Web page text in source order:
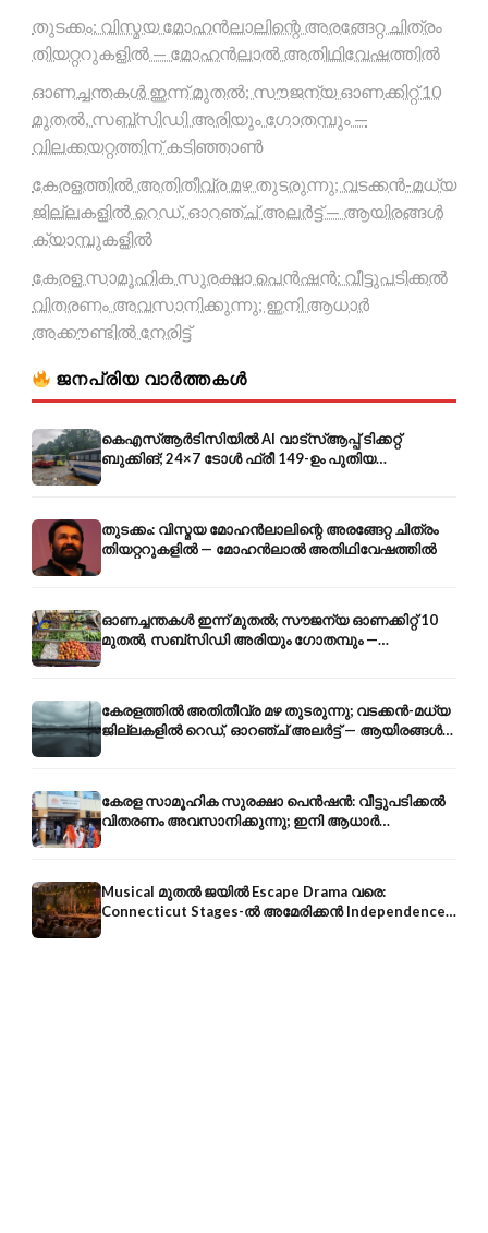
തുടക്കം: വിസ്മയ മോഹൻലാലിന്റെ അരങ്ങേറ്റ ചിത്രം
തിയറ്ററുകളിൽ — മോഹൻലാൽ അതിഥിവേഷത്തിൽ
ഓണച്ചന്തകൾ ഇന്ന് മുതൽ; സൗജന്യ ഓണക്കിറ്റ് 10
മുതൽ, സബ്സിഡി അരിയും ഗോതമ്പും —
വിലക്കയറ്റത്തിന് കടിഞ്ഞാൺ
കേരളത്തിൽ അതിതീവ്ര മഴ തുടരുന്നു; വടക്കൻ-മധ്യ
ജില്ലകളിൽ റെഡ്, ഓറഞ്ച് അലർട്ട് — ആയിരങ്ങൾ
ക്യാമ്പുകളിൽ
കേരള സാമൂഹിക സുരക്ഷാ പെൻഷൻ: വീട്ടുപടിക്കൽ
വിതരണം അവസാനിക്കുന്നു; ഇനി ആധാർ
അക്കൗണ്ടിൽ നേരിട്ട്
ജനപ്രിയ വാർത്തകൾ
കെഎസ്ആർടിസിയിൽ AI വാട്സ്ആപ്പ് ടിക്കറ്റ്
ബുക്കിങ്; 24×7 ടോൾ ഫ്രീ 149-ഉം പുതിയ
കൊറിയറും
തുടക്കം: വിസ്മയ മോഹൻലാലിന്റെ അരങ്ങേറ്റ ചിത്രം
തിയറ്ററുകളിൽ — മോഹൻലാൽ അതിഥിവേഷത്തിൽ
ഓണച്ചന്തകൾ ഇന്ന് മുതൽ; സൗജന്യ ഓണക്കിറ്റ് 10
മുതൽ, സബ്സിഡി അരിയും ഗോതമ്പും —
വിലക്കയറ്റത്തിന് കടിഞ്ഞാൺ
കേരളത്തിൽ അതിതീവ്ര മഴ തുടരുന്നു; വടക്കൻ-മധ്യ
ജില്ലകളിൽ റെഡ്, ഓറഞ്ച് അലർട്ട് — ആയിരങ്ങൾ
ക്യാമ്പുകളിൽ
കേരള സാമൂഹിക സുരക്ഷാ പെൻഷൻ: വീട്ടുപടിക്കൽ
വിതരണം അവസാനിക്കുന്നു; ഇനി ആധാർ
അക്കൗണ്ടിൽ നേരിട്ട്
Musical മുതൽ ജയിൽ Escape Drama വരെ:
Connecticut Stages-ൽ അമേരിക്കൻ Independence-
ന്റെ 250-ആം വാർഷികം